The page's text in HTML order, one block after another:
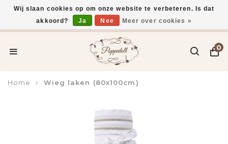
Voor 15:00 uur besteld, vandaag verzonden*
0
Home Wieg laken (80x100cm)
Wij slaan cookies op om onze website te verbeteren. Is dat
akkoord?
Ja Nee Meer over cookies »